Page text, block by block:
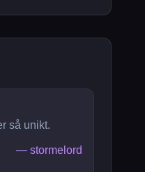
så unikt.
— stormelord